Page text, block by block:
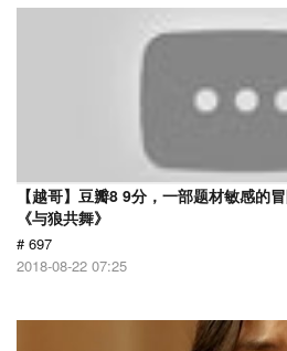
【越哥】豆瓣8 9分，一部题材敏感的
《与狼共舞》
# 697
2018-08-22 07:25